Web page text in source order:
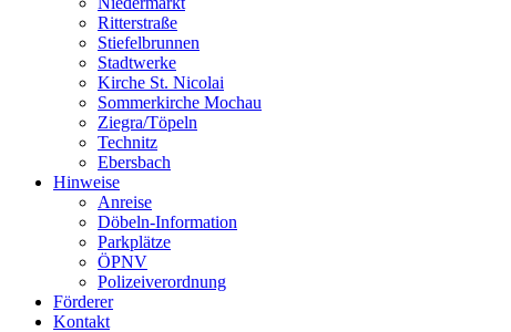
Ritterstraße
Stiefelbrunnen
Stadtwerke
Kirche St. Nicolai
Sommerkirche Mochau
Ziegra/Töpeln
Technitz
Ebersbach
Hinweise
Anreise
Döbeln-Information
Parkplätze
ÖPNV
Polizeiverordnung
Förderer
Kontakt